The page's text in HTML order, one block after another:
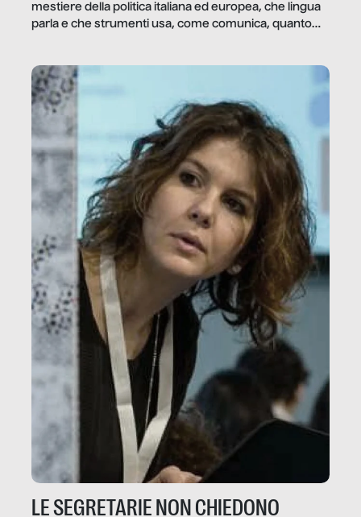
mestiere della politica italiana ed europea, che lingua
parla e che strumenti usa, come comunica, quanto
LE SEGRETARIE NON CHIEDONO